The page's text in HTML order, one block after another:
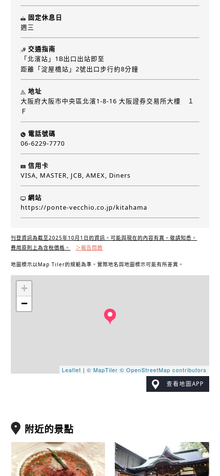
固定休息日
週三
交通指南
「北濱站」1B出口出站即至
距離「淀屋橋站」2號出口步行約8分鐘
地址
大阪府大阪市中央區北濱1-8-16 大阪證券交易所大樓 １
Ｆ
電話號碼
06-6229-7770
信用卡
VISA, MASTER, JCB, AMEX, Diners
網站
https://ponte-vecchio.co.jp/kitahama
刊登資訊為截至2025年10月1日的資訊。可能與現在的內容有異，敬請知悉。
費用原則上為含稅價格。
＞報告問題
地圖標示以Map Tiler的規範為準。實際地名與地圖標示可能有所差異。
+
−
Leaflet | © MapTiler © OpenStreetMap contributors
查看地圖APP
附近的景點